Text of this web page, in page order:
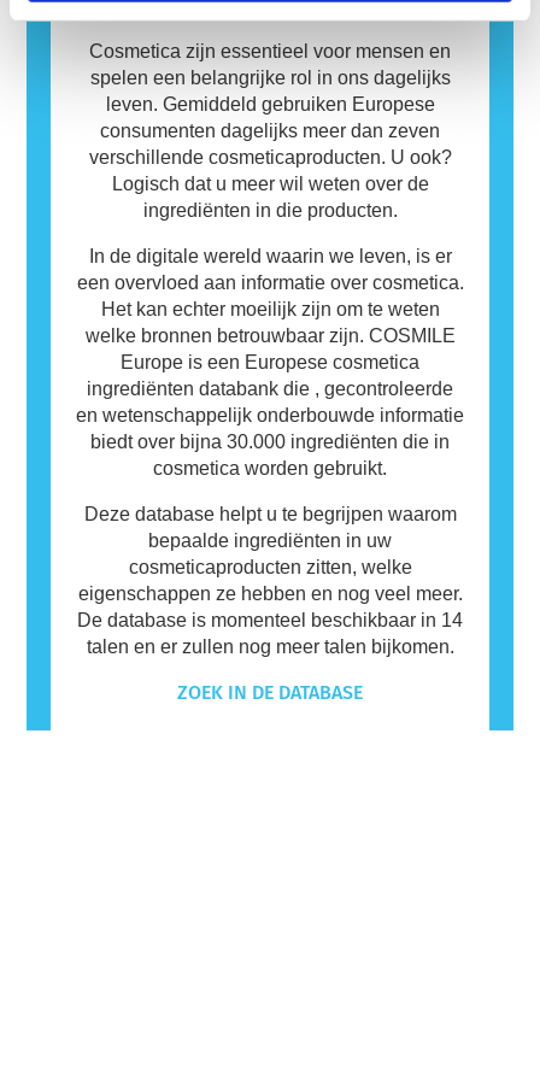
bevatten die voor sommige mensen allergeen
zijn. Dit betekent niet dat het product niet
veilig is voor anderen om te gebruiken.
Databank
Cosmetica zijn essentieel voor mensen en
spelen een belangrijke rol in ons dagelijks
leven. Gemiddeld gebruiken Europese
consumenten dagelijks meer dan zeven
verschillende cosmeticaproducten. U ook?
Logisch dat u meer wil weten over de
ingrediënten in die producten.
In de digitale wereld waarin we leven, is er
een overvloed aan informatie over cosmetica.
Het kan echter moeilijk zijn om te weten
welke bronnen betrouwbaar zijn. COSMILE
Europe is een Europese cosmetica
ingrediënten databank die , gecontroleerde
en wetenschappelijk onderbouwde informatie
biedt over bijna 30.000 ingrediënten die in
cosmetica worden gebruikt.
Deze database helpt u te begrijpen waarom
bepaalde ingrediënten in uw
cosmeticaproducten zitten, welke
eigenschappen ze hebben en nog veel meer.
De database is momenteel beschikbaar in 14
talen en er zullen nog meer talen bijkomen.
ZOEK IN DE DATABASE